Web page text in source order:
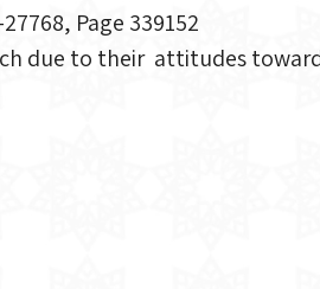
Page 339152
due to their attitudes